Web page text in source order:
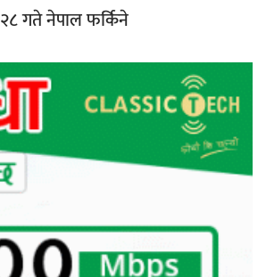
२८ गते नेपाल फर्किने